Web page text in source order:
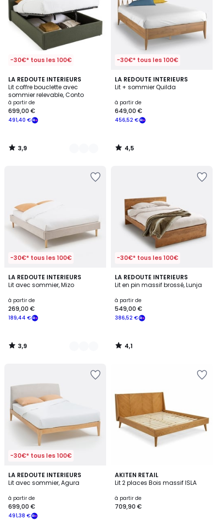
-30€* tous les 100€
LA REDOUTE INTERIEURS
Lit coffre bouclette avec
sommier relevable, Conto
à partir de
491,40 €
699,00 €
3,9
/ 5
2
Couleurs
3,9
/
-30€* tous les 100€
LA REDOUTE INTERIEURS
Lit + sommier Quilda
à partir de
456,52 €
649,00 €
4,5
/ 5
4,5
/
-30€* tous les 100€
LA REDOUTE INTERIEURS
Lit avec sommier, Mizo
à partir de
189,44 €
269,00 €
3,9
/ 5
2
Couleurs
3,9
/
-30€* tous les 100€
LA REDOUTE INTERIEURS
Lit en pin massif brossé, Lunja
à partir de
386,52 €
549,00 €
4,1
/ 5
4,1
/
-30€* tous les 100€
LA REDOUTE INTERIEURS
Lit avec sommier, Agura
à partir de
491,38 €
699,00 €
4,2
/ 5
2
Couleurs
AKITEN RETAIL
Lit 2 places Bois massif ISLA
à partir de
709,90 €